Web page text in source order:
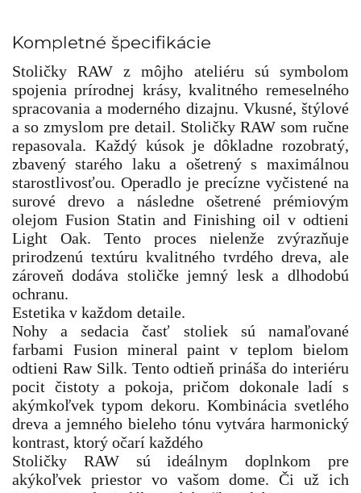
Kompletné špecifikácie
Stoličky RAW z môjho ateliéru sú symbolom
spojenia prírodnej krásy, kvalitného remeselného
spracovania a moderného dizajnu. Vkusné, štýlové
a so zmyslom pre detail. Stoličky RAW som ručne
repasovala. Každý kúsok je dôkladne rozobratý,
zbavený starého laku a ošetrený s maximálnou
starostlivosťou. Operadlo je precízne vyčistené na
surové drevo a následne ošetrené prémiovým
olejom Fusion Statin and Finishing oil v odtieni
Light Oak. Tento proces nielenže zvýrazňuje
prirodzenú textúru kvalitného tvrdého dreva, ale
zároveň dodáva stoličke jemný lesk a dlhodobú
ochranu.
Estetika v každom detaile.
Nohy a sedacia časť stoliek sú namaľované
farbami Fusion mineral paint v teplom bielom
odtieni Raw Silk. Tento odtieň prináša do interiéru
pocit čistoty a pokoja, pričom dokonale ladí s
akýmkoľvek typom dekoru. Kombinácia svetlého
dreva a jemného bieleho tónu vytvára harmonický
kontrast, ktorý očarí každého
Stoličky RAW sú ideálnym doplnkom pre
akýkoľvek priestor vo vašom dome. Či už ich